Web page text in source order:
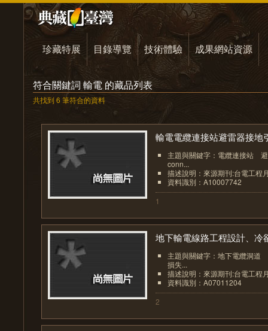
珍藏特展 目錄導覽 技術體驗 成果網站資源
符合關鍵詞 輸電 的藏品列表
共找到 6 筆符合的資料
輸電電纜連接站避雷器接地
主題與關鍵字：電纜連接站
conn...
描述說明：來源期刊:台電工程
資料識別：A10007742
1
地下輸電線路工程設計、冷
主題與關鍵字：地下電纜洞
損失...
描述說明：來源期刊:台電工程
資料識別：A07011204
2